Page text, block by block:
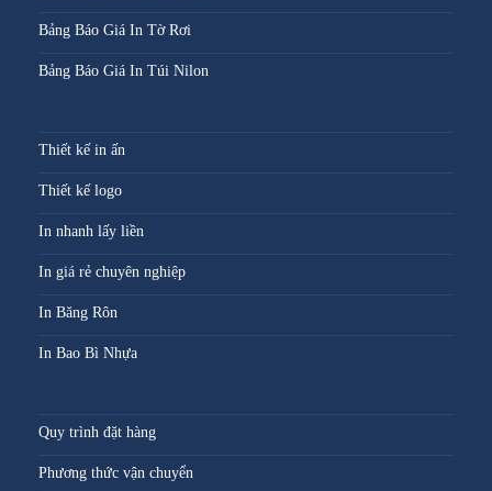
Bảng Báo Giá In Tờ Rơi
Bảng Báo Giá In Túi Nilon
Thiết kế in ấn
Thiết kế logo
In nhanh lấy liền
In giá rẻ chuyên nghiệp
In Băng Rôn
In Bao Bì Nhựa
Quy trình đặt hàng
Phương thức vận chuyển